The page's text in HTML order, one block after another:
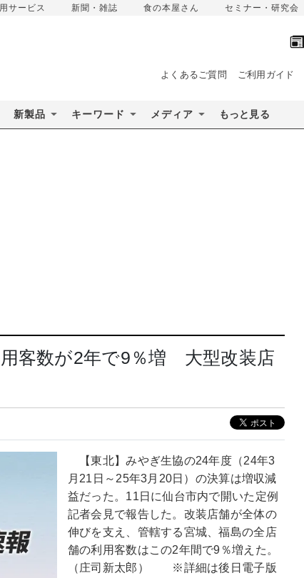
サービス 新聞・雑誌 食の本屋さん セミナー・研究会
よくあるご質問 ご利用ガイド
新製品 キーワード メディア もっと見る
客数が2年で9％増 大型改装店
【東北】みやぎ生協の24年度（24年3
月21日～25年3月20日）の決算は増収減
益だった。11日に仙台市内で開いた定例
記者会見で報告した。改装店舗が全体の
伸びを支え、管轄する宮城、福島の全店
舗の利用客数はこの2年間で9％増えた。
（庄司新太郎） ※詳細は後日電子版